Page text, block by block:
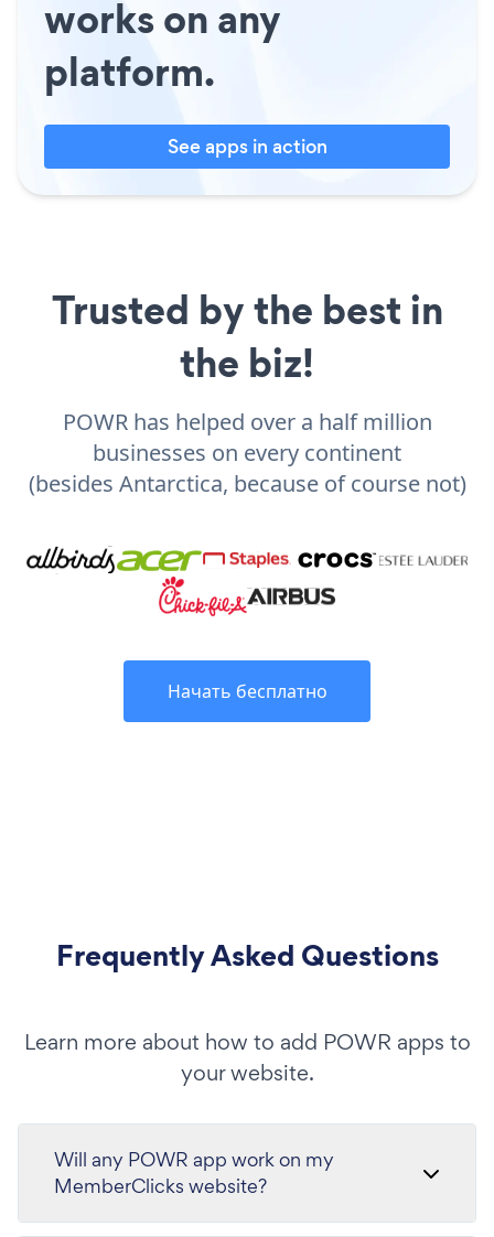
works on any
platform.
See apps in action
Trusted by the best in
the biz!
POWR has helped over a half million
businesses on every continent
(besides Antarctica, because of course not)
Начать бесплатно
Frequently Asked Questions
Learn more about how to add POWR apps to
your website.
Will any POWR app work on my
MemberClicks website?